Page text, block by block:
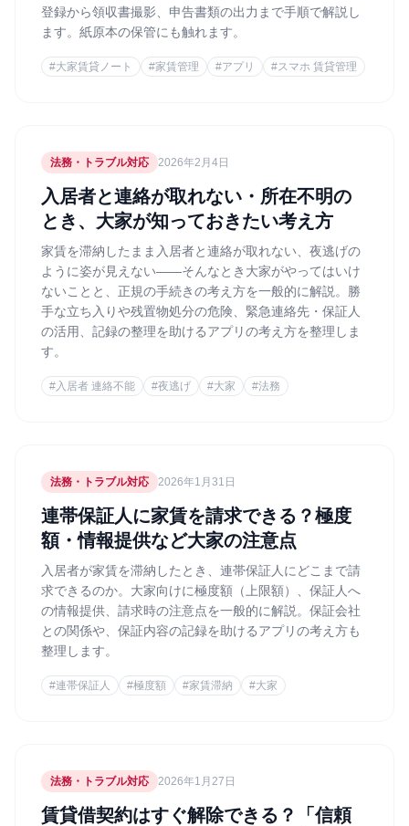
登録から領収書撮影、申告書類の出力まで手順で解説し
ます。紙原本の保管にも触れます。
#大家賃貸ノート #家賃管理 #アプリ #スマホ 賃貸管理
法務・トラブル対応 2026年2月4日
入居者と連絡が取れない・所在不明の
とき、大家が知っておきたい考え方
家賃を滞納したまま入居者と連絡が取れない、夜逃げの
ように姿が見えない——そんなとき大家がやってはいけ
ないことと、正規の手続きの考え方を一般的に解説。勝
手な立ち入りや残置物処分の危険、緊急連絡先・保証人
の活用、記録の整理を助けるアプリの考え方を整理しま
す。
#入居者 連絡不能 #夜逃げ #大家 #法務
法務・トラブル対応 2026年1月31日
連帯保証人に家賃を請求できる？極度
額・情報提供など大家の注意点
入居者が家賃を滞納したとき、連帯保証人にどこまで請
求できるのか。大家向けに極度額（上限額）、保証人へ
の情報提供、請求時の注意点を一般的に解説。保証会社
との関係や、保証内容の記録を助けるアプリの考え方も
整理します。
#連帯保証人 #極度額 #家賃滞納 #大家
法務・トラブル対応 2026年1月27日
賃貸借契約はすぐ解除できる？「信頼